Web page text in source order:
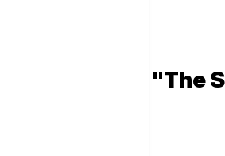
strane serije: "The